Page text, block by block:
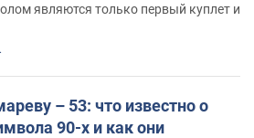
являются только первый куплет и
– 53: что известно о
90-х и как они